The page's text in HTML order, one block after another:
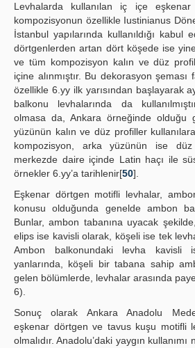
Levhalarda kullanılan iç içe eşkenar
kompozisyonun özellikle Iustinianus
İstanbul yapılarında kullanıldığı kabul
dörtgenlerden artan dört köşede ise
ve tüm kompozisyon kalın ve düz
içine alınmıştır. Bu dekorasyon şeması
özellikle 6.yy ilk yarısından başlayarak
balkonu levhalarında da
olmasa da, Ankara örneğinde olduğu
yüzünün kalın ve düz profiller
kompozisyon, arka yüzünün ise düz
merkezde daire içinde Latin haçı ile
örnekler 6.yy’a tarihlenir[50].
Eşkenar dörtgen motifli levhalar,
konusu olduğunda genelde ambon
Bunlar, ambon tabanına uyacak
elips ise kavisli olarak, köşeli ise tek
Ambon balkonundaki levha kavisli
yanlarında, köşeli bir tabana sahip
gelen bölümlerde, levhalar arasında
6).
Sonuç olarak Ankara Anadolu
eşkenar dörtgen ve tavus kuşu motifli
olmalıdır. Anadolu’daki yaygın